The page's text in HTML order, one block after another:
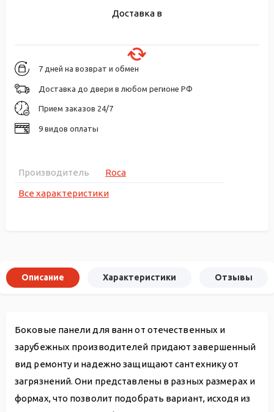
Доставка в
7 дней на возврат и обмен
Доставка до двери в любом регионе РФ
Прием заказов 24/7
9 видов оплаты
Производитель
Roca
Все характеристики
Описание Характеристики Отзывы
Боковые панели для ванн от отечественных и
зарубежных производителей придают завершенный
вид ремонту и надежно защищают сантехнику от
загрязнений. Они представлены в разных размерах и
формах, что позволит подобрать вариант, исходя из